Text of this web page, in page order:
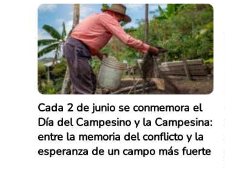
Cada 2 de junio se conmemora el
Día del Campesino y la Campesina:
entre la memoria del conflicto y la
esperanza de un campo más fuerte